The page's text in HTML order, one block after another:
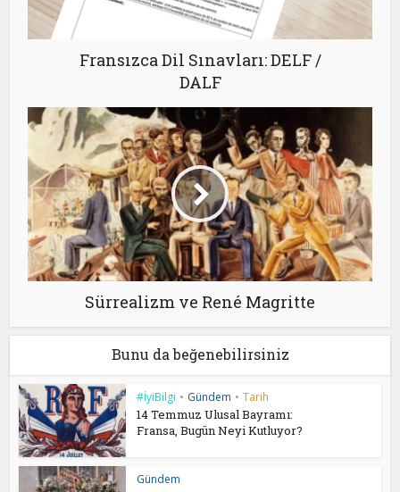
Fransızca Dil Sınavları: DELF /
DALF
Sürrealizm ve René Magritte
Bunu da beğenebilirsiniz
#İyiBilgi • Gündem • Tarih
14 Temmuz Ulusal Bayramı:
Fransa, Bugün Neyi Kutluyor?
Gündem